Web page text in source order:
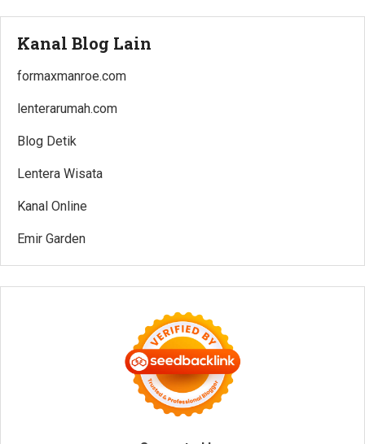
Kanal Blog Lain
formaxmanroe.com
lenterarumah.com
Blog Detik
Lentera Wisata
Kanal Online
Emir Garden